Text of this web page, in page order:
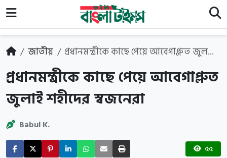
জাতীয় প্রধানমন্ত্রীকে কাছে পেয়ে আবেগাপ্লুত জুল...
প্রধানমন্ত্রীকে কাছে পেয়ে আবেগাপ্লুত
জুলাই শহীদের স্বজনেরা
Babul K.
৫৫